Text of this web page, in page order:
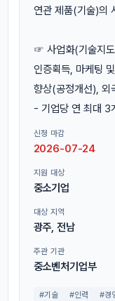
연관 제품(기술)의
☞ 사업화(기술지도
인증획득, 마케팅
향상(공정개선), 외
- 기업당 연 최대 3
신청 마감
2026-07-24
지원 대상
중소기업
대상 지역
광주, 전남
주관 기관
중소벤처기업부
#기술 #인력 #경